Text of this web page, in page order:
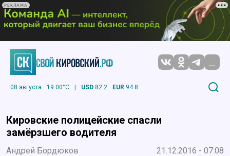
РЕКЛАМА
...
08 августа 19.00°C | USD 82.2 EUR 94.8
Кировские полицейские спасли
замёрзшего водителя
Андрей Бордюков 21.12.2016 - 07:08